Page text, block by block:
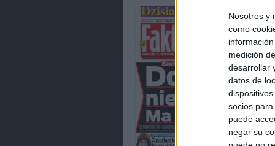
Nosotros y
como
medición
desarrollar
datos de
socios
puede
negar su